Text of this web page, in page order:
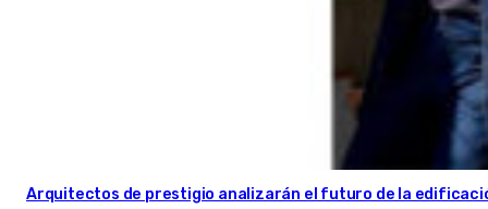
Arquitectos de prestigio analizarán el futuro de la